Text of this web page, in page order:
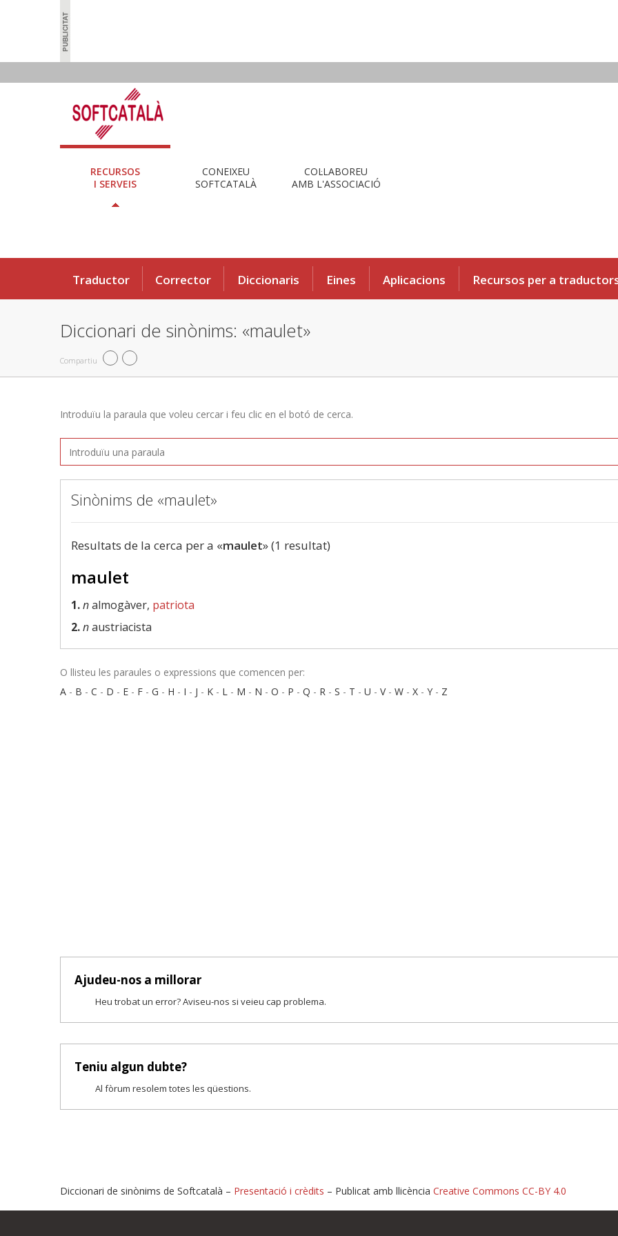
RECURSOS
I SERVEIS
CONEIXEU
SOFTCATALÀ
COL·LABOREU
AMB L'ASSOCIACIÓ
Traductor Corrector Diccionaris Eines Aplicacions Recursos per a
Diccionari de sinònims: «maulet»
Compartiu
Introduïu la paraula que voleu cercar i feu clic en el botó de cerca.
Sinònims de «maulet»
Resultats de la cerca per a «maulet» (1 resultat)
maulet
1.nalmogàver, patriota
2.naustriacista
O llisteu les paraules o expressions que comencen per:
A - B - C - D - E - F - G - H - I - J - K - L - M - N - O - P - Q - R - S - T - U - V- W - X - Y - Z
Ajudeu-nos a millorar
Heu trobat un error? Aviseu-nos si veieu cap problema.
Teniu algun dubte?
Al fòrum resolem totes les qüestions.
Diccionari de sinònims de Softcatalà – Presentació i crèdits – Publicat amb llicència Creative Commons CC-BY 4.0